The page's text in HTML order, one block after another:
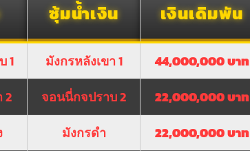
ซุ้มน้ำเงิน เงินเดิมพัน
1 มังกรหลังเขา 1 44,000,000 บาท
2 จอนนี่กจปราบ 2 22,000,000 บาท
มังกรดำ 22,000,000 บาท